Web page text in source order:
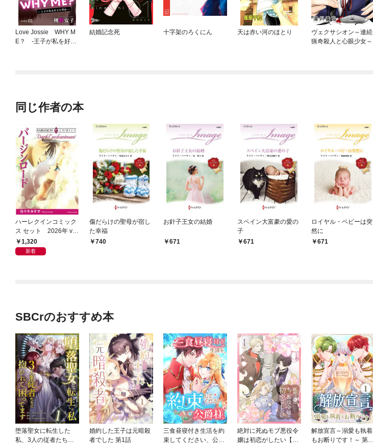
Love Jossie WHY M
E？ -王子が私を好き
結婚記念死 十字架のろくにん 天は赤い河のほとり
ヴェクサシオン～連続
猟奇殺人と心眼少女～
同じ作者の本
ハーレクインコミック
ス セット 2026年 vo
l.1013
1,320
新着
傷だらけの聖母が宿し
た幸福
740
お針子王女の結婚
671
スペイン大富豪の愛の
子
671
ロイヤル・ベビーは突
然に
671
SBCrのおすすめ本
堕落聖女に転生した
私、3人の従者たちに
婚約した王子は元暗殺
者でした 第1話
三食昼寝付き生活を約
束してください、公爵
絶対に死ぬモブ悪役令
嬢は初恋がしたい【単
解放宣言～溺愛も執着
もお断りです！～ 第1